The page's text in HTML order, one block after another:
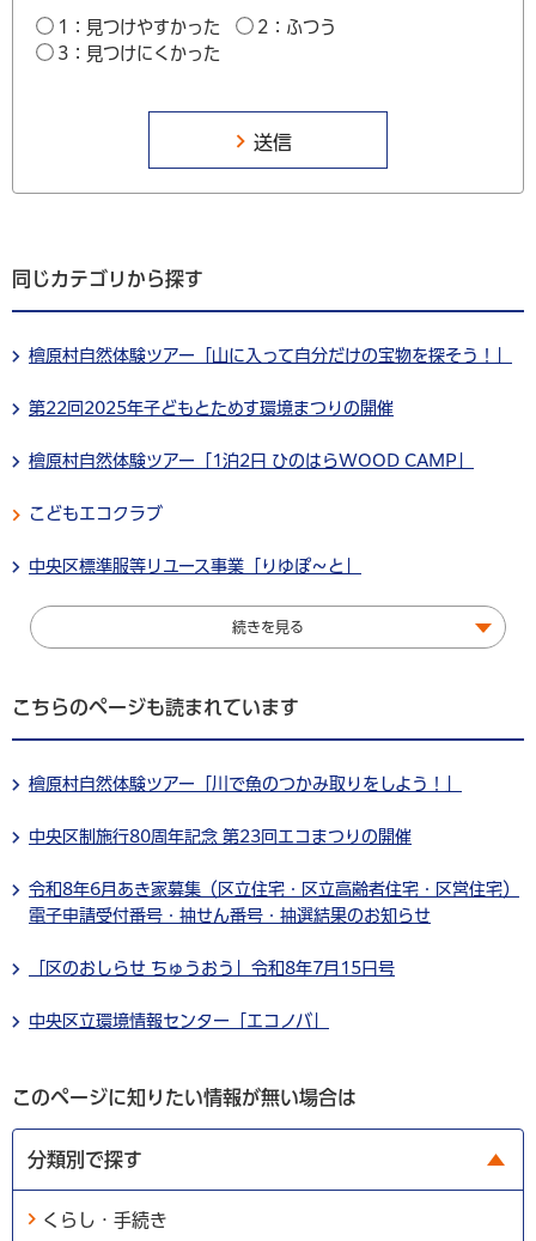
1：見つけやすかった
2：ふつう
3：見つけにくかった
同じカテゴリから探す
檜原村自然体験ツアー「山に入って自分だけの宝物を探そう！」
第22回2025年子どもとためす環境まつりの開催
檜原村自然体験ツアー「1泊2日 ひのはらWOOD CAMP」
こどもエコクラブ
中央区標準服等リユース事業「りゆぽ～と」
続きを見る
こちらのページも読まれています
檜原村自然体験ツアー「川で魚のつかみ取りをしよう！」
中央区制施行80周年記念 第23回エコまつりの開催
令和8年6月あき家募集（区立住宅・区立高齢者住宅・区営住宅）
電子申請受付番号・抽せん番号・抽選結果のお知らせ
「区のおしらせ ちゅうおう」令和8年7月15日号
中央区立環境情報センター「エコノバ」
このページに知りたい情報が無い場合は
分類別で探す
くらし・手続き